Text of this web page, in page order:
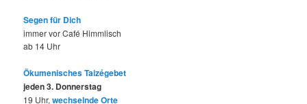
Segen für Dich
immer vor Café Himmlisch
ab 14 Uhr
Ökumenisches Taizégebet
jeden 3. Donnerstag
19 Uhr,wechselnde Orte